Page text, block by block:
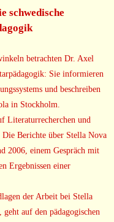
schwedische
betrachten Dr. Axel
Sie informieren
und beschreiben
in Stockholm.
Literaturrecherchen und
. Die Berichte über Stella Nova
2006, einem Gespräch mit
Ergebnissen einer
der Arbeit bei Stella
auf den pädagogischen